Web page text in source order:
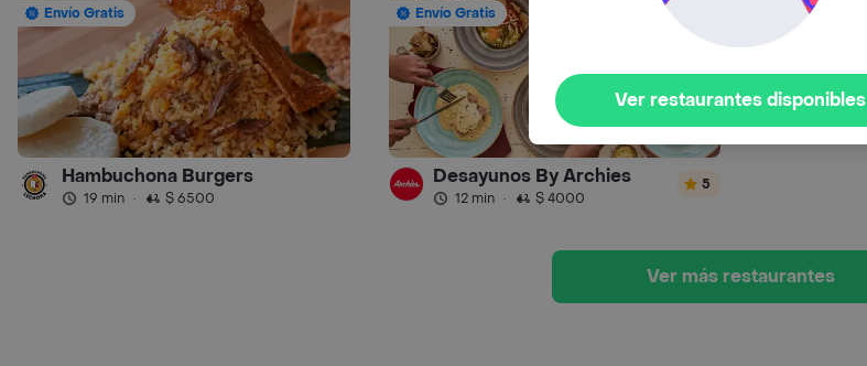
Envío Gratis
Hambuchona Burgers
19 min · $ 6500
Envío Gratis
Desayunos By Archies
12 min · $ 4000
5
Ver más restaurantes
Ver restaurantes disponibles